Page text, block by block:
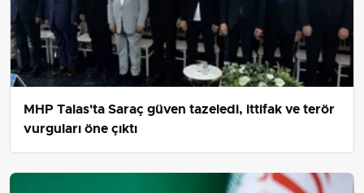
MHP Talas'ta Saraç güven tazeledi, ittifak ve terör
vurguları öne çıktı